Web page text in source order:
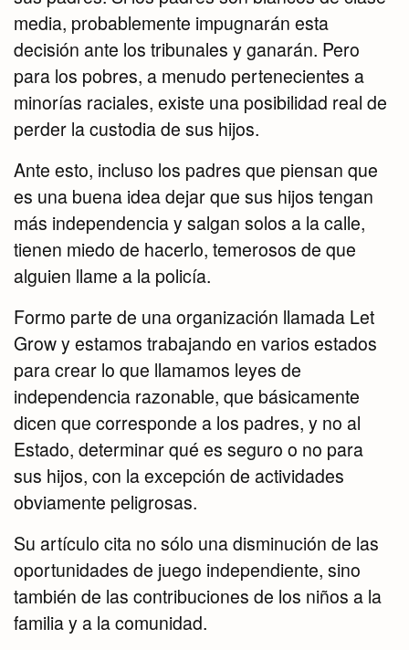
media, probablemente impugnarán esta
decisión ante los tribunales y ganarán. Pero
para los pobres, a menudo pertenecientes a
minorías raciales, existe una posibilidad real de
perder la custodia de sus hijos.
Ante esto, incluso los padres que piensan que
es una buena idea dejar que sus hijos tengan
más independencia y salgan solos a la calle,
tienen miedo de hacerlo, temerosos de que
alguien llame a la policía.
Formo parte de una organización llamada Let
Grow y estamos trabajando en varios estados
para crear lo que llamamos leyes de
independencia razonable, que básicamente
dicen que corresponde a los padres, y no al
Estado, determinar qué es seguro o no para
sus hijos, con la excepción de actividades
obviamente peligrosas.
Su artículo cita no sólo una disminución de las
oportunidades de juego independiente, sino
también de las contribuciones de los niños a la
familia y a la comunidad.